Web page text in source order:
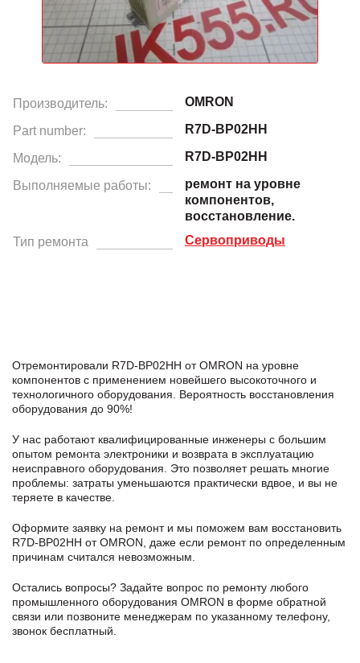
Производитель: OMRON
Part number: R7D-BP02HH
Модель: R7D-BP02HH
Выполняемые работы:
ремонт на уровне
компонентов,
восстановление.
Тип ремонта
Сервоприводы
Отремонтировали R7D-BP02HH от OMRON на уровне
компонентов с применением новейшего высокоточного и
технологичного оборудования. Вероятность восстановления
оборудования до 90%!
У нас работают квалифицированные инженеры с большим
опытом ремонта электроники и возврата в эксплуатацию
неисправного оборудования. Это позволяет решать многие
проблемы: затраты уменьшаются практически вдвое, и вы не
теряете в качестве.
Оформите заявку на ремонт и мы поможем вам восстановить
R7D-BP02HH от OMRON, даже если ремонт по определенным
причинам считался невозможным.
Остались вопросы? Задайте вопрос по ремонту любого
промышленного оборудования OMRON в формe обратной
связи или позвоните менеджерам по указанному телефону,
звонок бесплатный.